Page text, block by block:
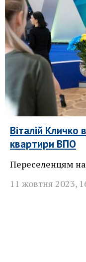
Віталій Кличко
квартири ВПО
Переселенцям
11 жовтня 2023,